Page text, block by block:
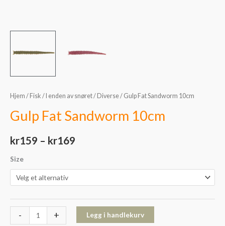
Hjem / Fisk / I enden av snøret/ Diverse/ Gulp Fat Sandworm 10cm
Gulp Fat Sandworm 10cm
kr159 – kr169
Size
- + Legg i handlekurv